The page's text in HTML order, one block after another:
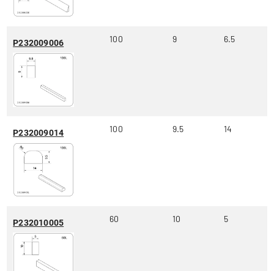
P232009006 100 9 6.5
P232009014 100 9.5 14
P232010005 60 10 5